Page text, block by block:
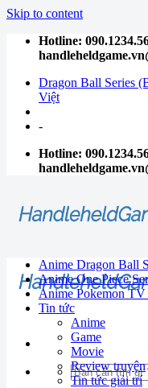
Skip to content
Hotline:
Dragon Ball Series
Việt
-
Hotline:
Anime Dragon Ball
Anime One Piece
Anime Pokemon TV
Tin tức
Anime
Game
Movie
Review truyện
Tin tức giải trí